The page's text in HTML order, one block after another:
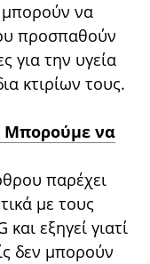
μπορούν να
προσπαθούν
για την υγεία
κτιρίων τους.
Μπορούμε να
παρέχει
με τους
εξηγεί γιατί
δεν μπορούν